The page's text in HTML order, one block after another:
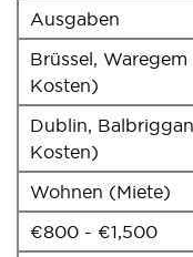
Ausgaben
Brüssel,
Kosten)
Dublin,
Kosten)
Wohnen (Miete)
€800 - €1,500